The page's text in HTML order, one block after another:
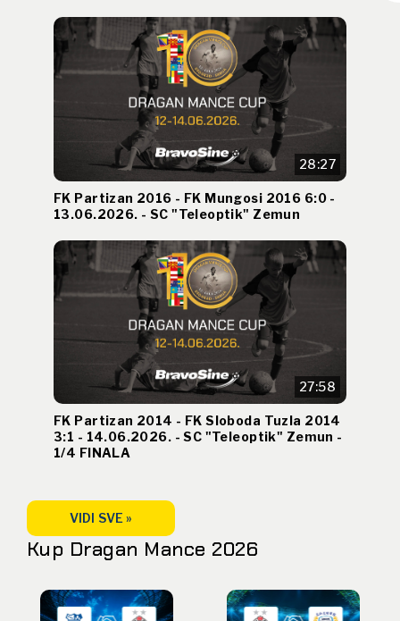
28:27
FK Partizan 2016 - FK Mungosi 2016 6:0 -
13.06.2026. - SC "Teleoptik" Zemun
27:58
FK Partizan 2014 - FK Sloboda Tuzla 2014
3:1 - 14.06.2026. - SC "Teleoptik" Zemun -
1/4 FINALA
VIDI SVE »
Kup Dragan Mance 2026